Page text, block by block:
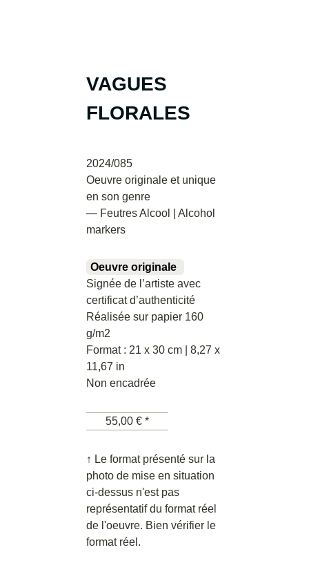
VAGUES
FLORALES
2024/085
Oeuvre originale et unique
en son genre
— Feutres Alcool | Alcohol
markers
Oeuvre originale
Signée de l’artiste avec
certificat d’authenticité
Réalisée sur papier 160
g/m2
Format : 21 x 30 cm | 8,27 x
11,67 in
Non encadrée
55,00 € *
↑ Le format présenté sur la
photo de mise en situation
ci-dessus n'est pas
représentatif du format réel
de l'oeuvre. Bien vérifier le
format réel.